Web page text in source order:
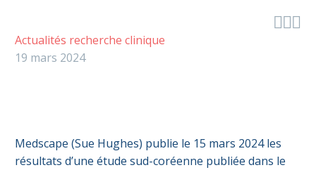

Actualités recherche clinique
19 mars 2024
Medscape (Sue Hughes) publie le 15 mars 2024 les
résultats d’une étude sud-coréenne publiée dans le